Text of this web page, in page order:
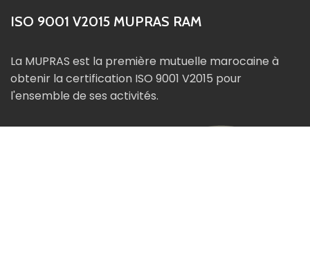
ISO 9001 V2015 MUPRAS RAM
La MUPRAS est la première mutuelle marocaine à
obtenir la certification ISO 9001 V2015 pour
l'ensemble de ses activités.